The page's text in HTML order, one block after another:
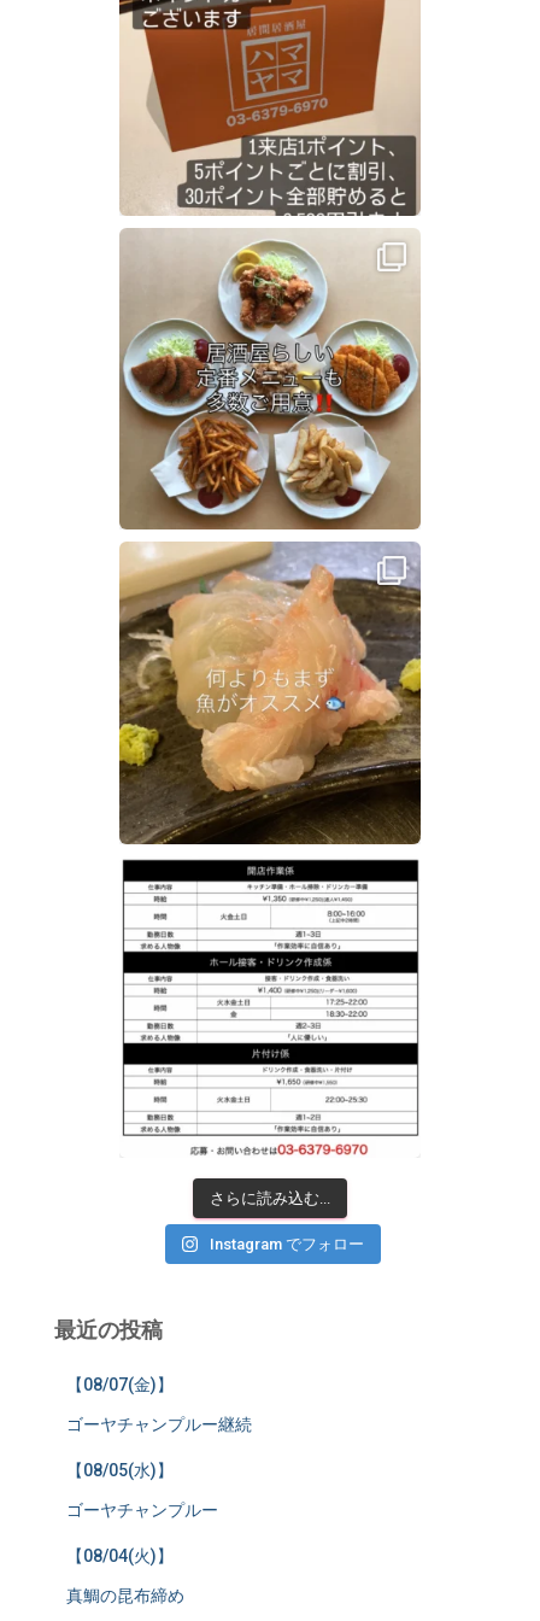
さらに読み込む...
Instagram でフォロー
最近の投稿
【08/07(金)】
ゴーヤチャンプルー継続
【08/05(水)】
ゴーヤチャンプルー
【08/04(火)】
真鯛の昆布締め